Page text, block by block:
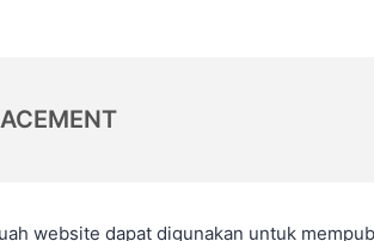
website dapat digunakan untuk